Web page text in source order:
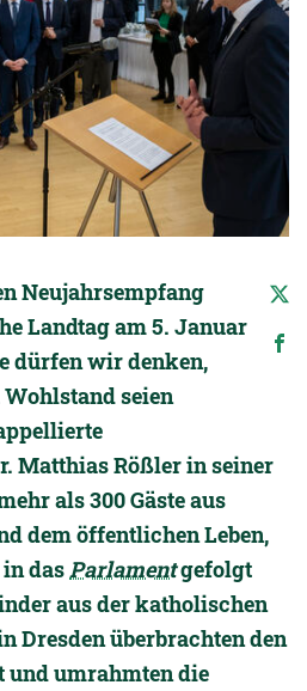
Neujahrsempfang
Landtag am 5. Januar
dürfen wir denken,
seien
Matthias Rößler in seiner
als 300 Gäste aus
dem öffentlichen Leben,
dasParlamentgefolgt
aus der katholischen
Dresden überbrachten den
und umrahmten die